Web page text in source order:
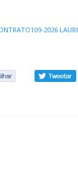
2026